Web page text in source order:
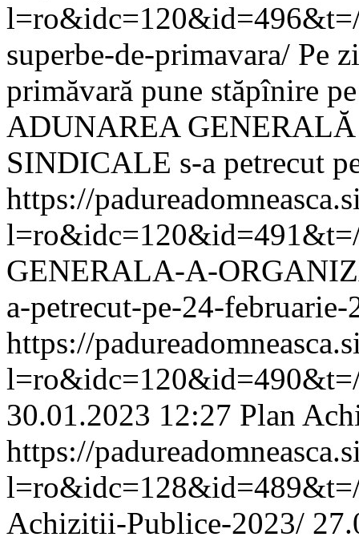
superbe-de-primavara/ Pe
primăvară pune stăpînire
ADUNAREA
SINDICALE s-a petrecut
https://
GENERALA-A-
a-petrecut-pe-24-
https://
30.01.2023 12:27 Plan
https://
Achizitii-Publice-2023/